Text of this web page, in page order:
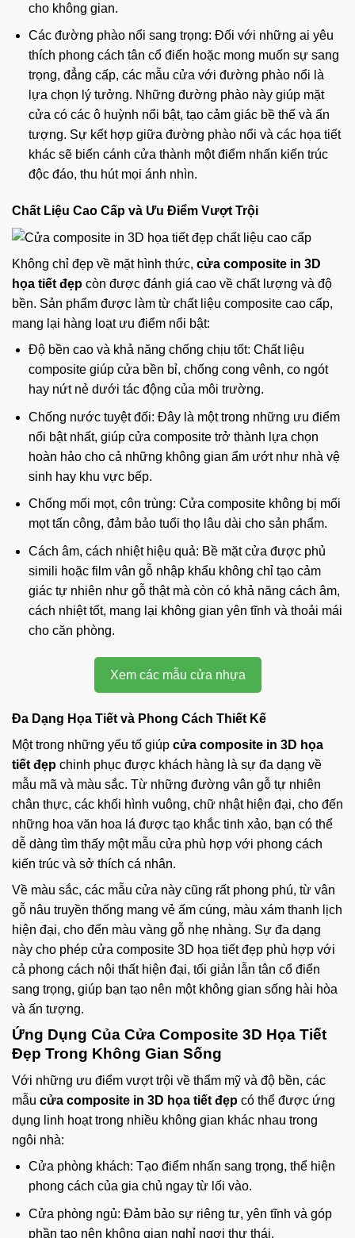
cho không gian.
Các đường phào nổi sang trọng: Đối với những ai yêu
thích phong cách tân cổ điển hoặc mong muốn sự sang
trọng, đẳng cấp, các mẫu cửa với đường phào nổi là
lựa chọn lý tưởng. Những đường phào này giúp mặt
cửa có các ô huỳnh nổi bật, tạo cảm giác bề thế và ấn
tượng. Sự kết hợp giữa đường phào nổi và các họa tiết
khác sẽ biến cánh cửa thành một điểm nhấn kiến trúc
độc đáo, thu hút mọi ánh nhìn.
Chất Liệu Cao Cấp và Ưu Điểm Vượt Trội
Không chỉ đẹp về mặt hình thức, cửa composite in 3D
họa tiết đẹp còn được đánh giá cao về chất lượng và độ
bền. Sản phẩm được làm từ chất liệu composite cao cấp,
mang lại hàng loạt ưu điểm nổi bật:
Độ bền cao và khả năng chống chịu tốt: Chất liệu
composite giúp cửa bền bỉ, chống cong vênh, co ngót
hay nứt nẻ dưới tác động của môi trường.
Chống nước tuyệt đối: Đây là một trong những ưu điểm
nổi bật nhất, giúp cửa composite trở thành lựa chọn
hoàn hảo cho cả những không gian ẩm ướt như nhà vệ
sinh hay khu vực bếp.
Chống mối mọt, côn trùng: Cửa composite không bị mối
mọt tấn công, đảm bảo tuổi thọ lâu dài cho sản phẩm.
Cách âm, cách nhiệt hiệu quả: Bề mặt cửa được phủ
simili hoặc film vân gỗ nhập khẩu không chỉ tạo cảm
giác tự nhiên như gỗ thật mà còn có khả năng cách âm,
cách nhiệt tốt, mang lại không gian yên tĩnh và thoải mái
cho căn phòng.
Xem các mẫu cửa nhựa
Đa Dạng Họa Tiết và Phong Cách Thiết Kế
Một trong những yếu tố giúp cửa composite in 3D họa
tiết đẹp chinh phục được khách hàng là sự đa dạng về
mẫu mã và màu sắc. Từ những đường vân gỗ tự nhiên
chân thực, các khối hình vuông, chữ nhật hiện đại, cho đến
những hoa văn hoa lá được tạo khắc tinh xảo, bạn có thể
dễ dàng tìm thấy một mẫu cửa phù hợp với phong cách
kiến trúc và sở thích cá nhân.
Về màu sắc, các mẫu cửa này cũng rất phong phú, từ vân
gỗ nâu truyền thống mang vẻ ấm cúng, màu xám thanh lịch
hiện đại, cho đến màu vàng gỗ nhẹ nhàng. Sự đa dạng
này cho phép cửa composite 3D họa tiết đẹp phù hợp với
cả phong cách nội thất hiện đại, tối giản lẫn tân cổ điển
sang trọng, giúp bạn tạo nên một không gian sống hài hòa
và ấn tượng.
Ứng Dụng Của Cửa Composite 3D Họa Tiết
Đẹp Trong Không Gian Sống
Với những ưu điểm vượt trội về thẩm mỹ và độ bền, các
mẫu cửa composite in 3D họa tiết đẹp có thể được ứng
dụng linh hoạt trong nhiều không gian khác nhau trong
ngôi nhà:
Cửa phòng khách: Tạo điểm nhấn sang trọng, thể hiện
phong cách của gia chủ ngay từ lối vào.
Cửa phòng ngủ: Đảm bảo sự riêng tư, yên tĩnh và góp
phần tạo nên không gian nghỉ ngơi thư thái.